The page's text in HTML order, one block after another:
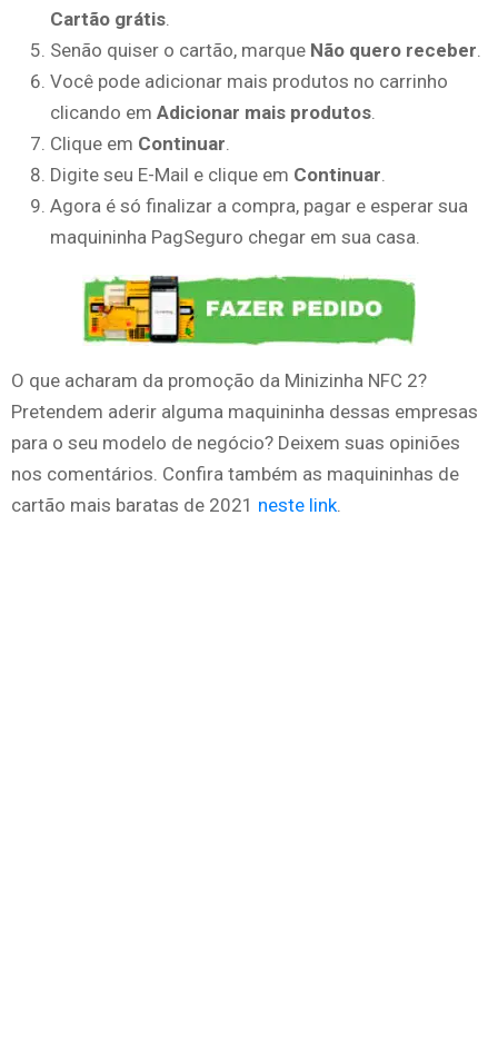
Cartão grátis
Senão quiser o cartão, marque Não quero receber
Você pode adicionar mais produtos no carrinho
clicando em Adicionar mais produtos
Clique em Continuar
Digite seu E-Mail e clique em Continuar
Agora é só finalizar a compra, pagar e esperar sua
maquininha PagSeguro chegar em sua casa.
O que acharam da promoção da Minizinha NFC 2?
Pretendem aderir alguma maquininha dessas empresas
para o seu modelo de negócio? Deixem suas opiniões
nos comentários. Confira também as maquininhas de
cartão mais baratas de 2021 neste link